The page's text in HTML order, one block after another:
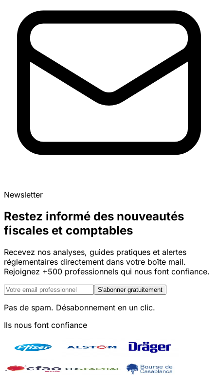
Newsletter
Restez informé des nouveautés
fiscales et comptables
Recevez nos analyses, guides pratiques et alertes
réglementaires directement dans votre boîte mail.
Rejoignez +500 professionnels qui nous font confiance.
S'abonner gratuitement
Pas de spam. Désabonnement en un clic.
Ils nous font confiance